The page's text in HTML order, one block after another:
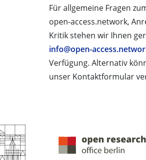
Für allgemeine Fragen
open-access.network,
Kritik stehen wir Ihnen
info@open-
Verfügung. Alternativ
unser Kontaktformular